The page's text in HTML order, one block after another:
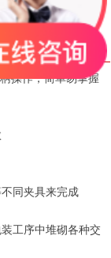
操作，简单易掌握
同夹具来完成
工序中堆砌各种交